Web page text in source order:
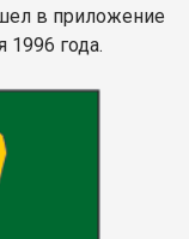
в приложение
года.